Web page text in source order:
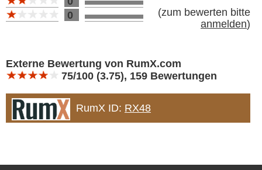
0
(zum bewerten bitte
anmelden)
Bewertung 10
Externe Bewertung von RumX.com
75/100 (3.75), 159 Bewertungen
RumX ID: RX48